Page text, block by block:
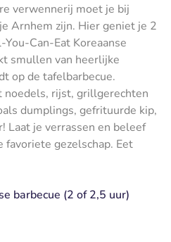
verwennerij moet je bij
Arnhem zijn. Hier geniet je 2
Can-Eat Koreaanse
smullen van heerlijke
op de tafelbarbecue.
noedels, rijst, grillgerechten
dumplings, gefrituurde kip,
Laat je verrassen en beleef
gezelschap. Eet
barbecue (2 of 2,5 uur)